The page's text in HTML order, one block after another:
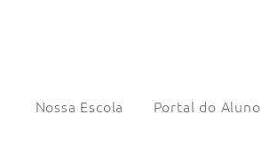
Nossa Escola Portal do Aluno